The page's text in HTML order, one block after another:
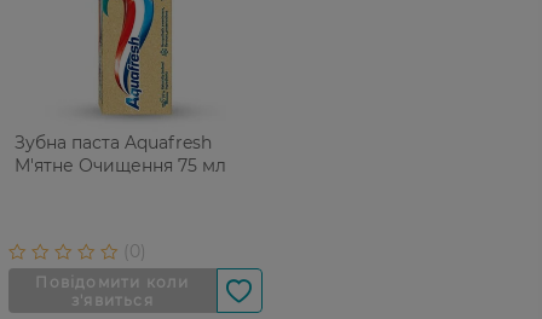
Зубна паста Aquafresh
М'ятне Очищення 75 мл